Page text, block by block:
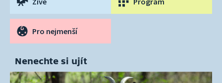
Pro nejmenší
Nenechte si ujít